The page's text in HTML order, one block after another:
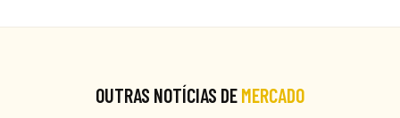
OUTRAS NOTÍCIAS DEMERCADO